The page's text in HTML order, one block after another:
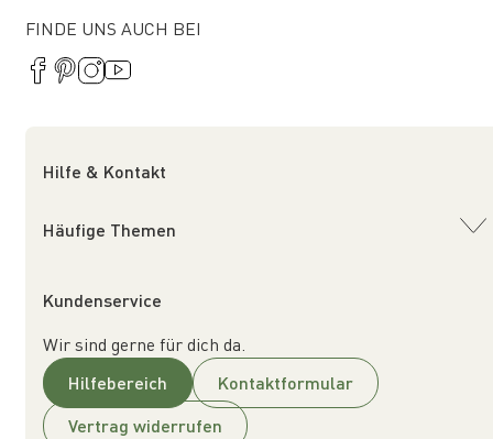
FINDE UNS AUCH BEI
Hilfe & Kontakt
Häufige Themen
Kundenservice
Wir sind gerne für dich da.
Hilfebereich
Kontaktformular
Vertrag widerrufen